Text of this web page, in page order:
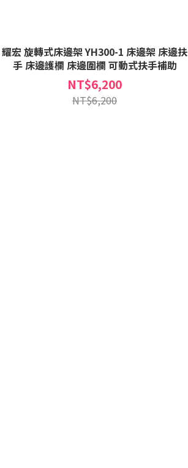
耀宏 旋轉式床邊架 YH300-1 床邊架 床邊扶
手 床邊護欄 床邊圍欄 可動式扶手補助
NT$6,200
NT$6,200